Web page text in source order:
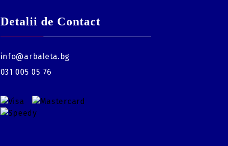
Detalii de Contact
info@arbaleta.bg
031 005 05 76